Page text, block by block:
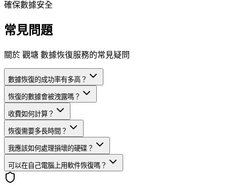
確保數據安全
常見問題
關於 觀塘 數據恢復服務的常見疑問
數據恢復的成功率有多高？
恢復的數據會被洩露嗎？
收費如何計算？
恢復需要多長時間？
我應該如何處理損壞的硬碟？
可以在自己電腦上用軟件恢復嗎？